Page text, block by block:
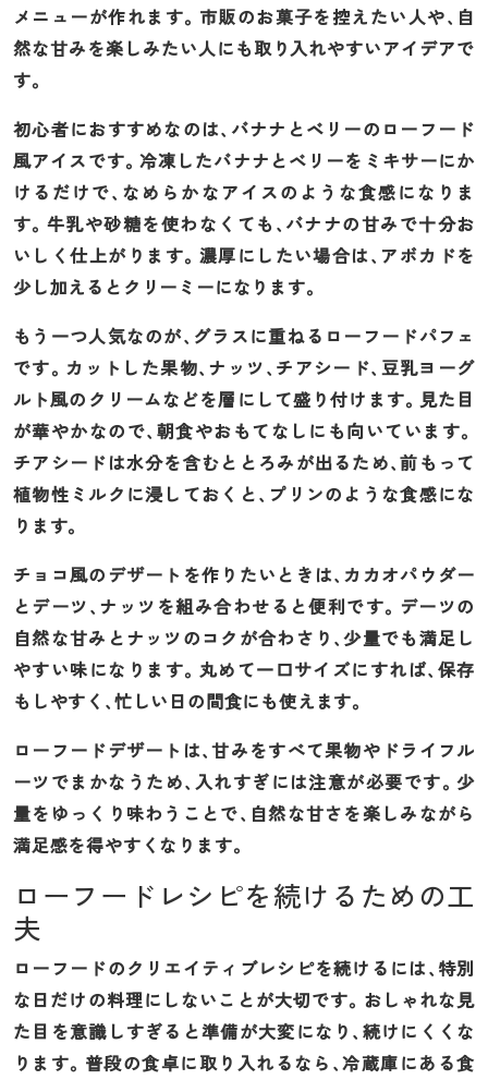
メニューが作れます。市販のお菓子を控えたい人や、自
然な甘みを楽しみたい人にも取り入れやすいアイデアで
す。
初心者におすすめなのは、バナナとベリーのローフード
風アイスです。冷凍したバナナとベリーをミキサーにか
けるだけで、なめらかなアイスのような食感になりま
す。牛乳や砂糖を使わなくても、バナナの甘みで十分お
いしく仕上がります。濃厚にしたい場合は、アボカドを
少し加えるとクリーミーになります。
もう一つ人気なのが、グラスに重ねるローフードパフェ
です。カットした果物、ナッツ、チアシード、豆乳ヨーグ
ルト風のクリームなどを層にして盛り付けます。見た目
が華やかなので、朝食やおもてなしにも向いています。
チアシードは水分を含むととろみが出るため、前もって
植物性ミルクに浸しておくと、プリンのような食感にな
ります。
チョコ風のデザートを作りたいときは、カカオパウダー
とデーツ、ナッツを組み合わせると便利です。デーツの
自然な甘みとナッツのコクが合わさり、少量でも満足し
やすい味になります。丸めて一口サイズにすれば、保存
もしやすく、忙しい日の間食にも使えます。
ローフードデザートは、甘みをすべて果物やドライフル
ーツでまかなうため、入れすぎには注意が必要です。少
量をゆっくり味わうことで、自然な甘さを楽しみながら
満足感を得やすくなります。
ローフードレシピを続けるための工
夫
ローフードのクリエイティブレシピを続けるには、特別
な日だけの料理にしないことが大切です。おしゃれな見
た目を意識しすぎると準備が大変になり、続けにくくな
ります。普段の食卓に取り入れるなら、冷蔵庫にある食